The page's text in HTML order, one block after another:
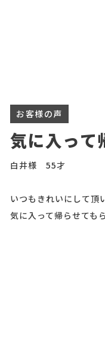
お客様の声
気に入って
白井様 55才
いつもきれいにして頂
気に入って帰らせても